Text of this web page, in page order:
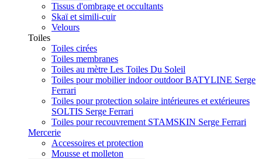
Tissus d'ombrage et occultants
Skaï et simili-cuir
Velours
Toiles
Toiles cirées
Toiles membranes
Toiles au mètre Les Toiles Du Soleil
Toiles pour mobilier indoor outdoor BATYLINE Serge
Ferrari
Toiles pour protection solaire intérieures et extérieures
SOLTIS Serge Ferrari
Toiles pour recouvrement STAMSKIN Serge Ferrari
Mercerie
Accessoires et protection
Mousse et molleton